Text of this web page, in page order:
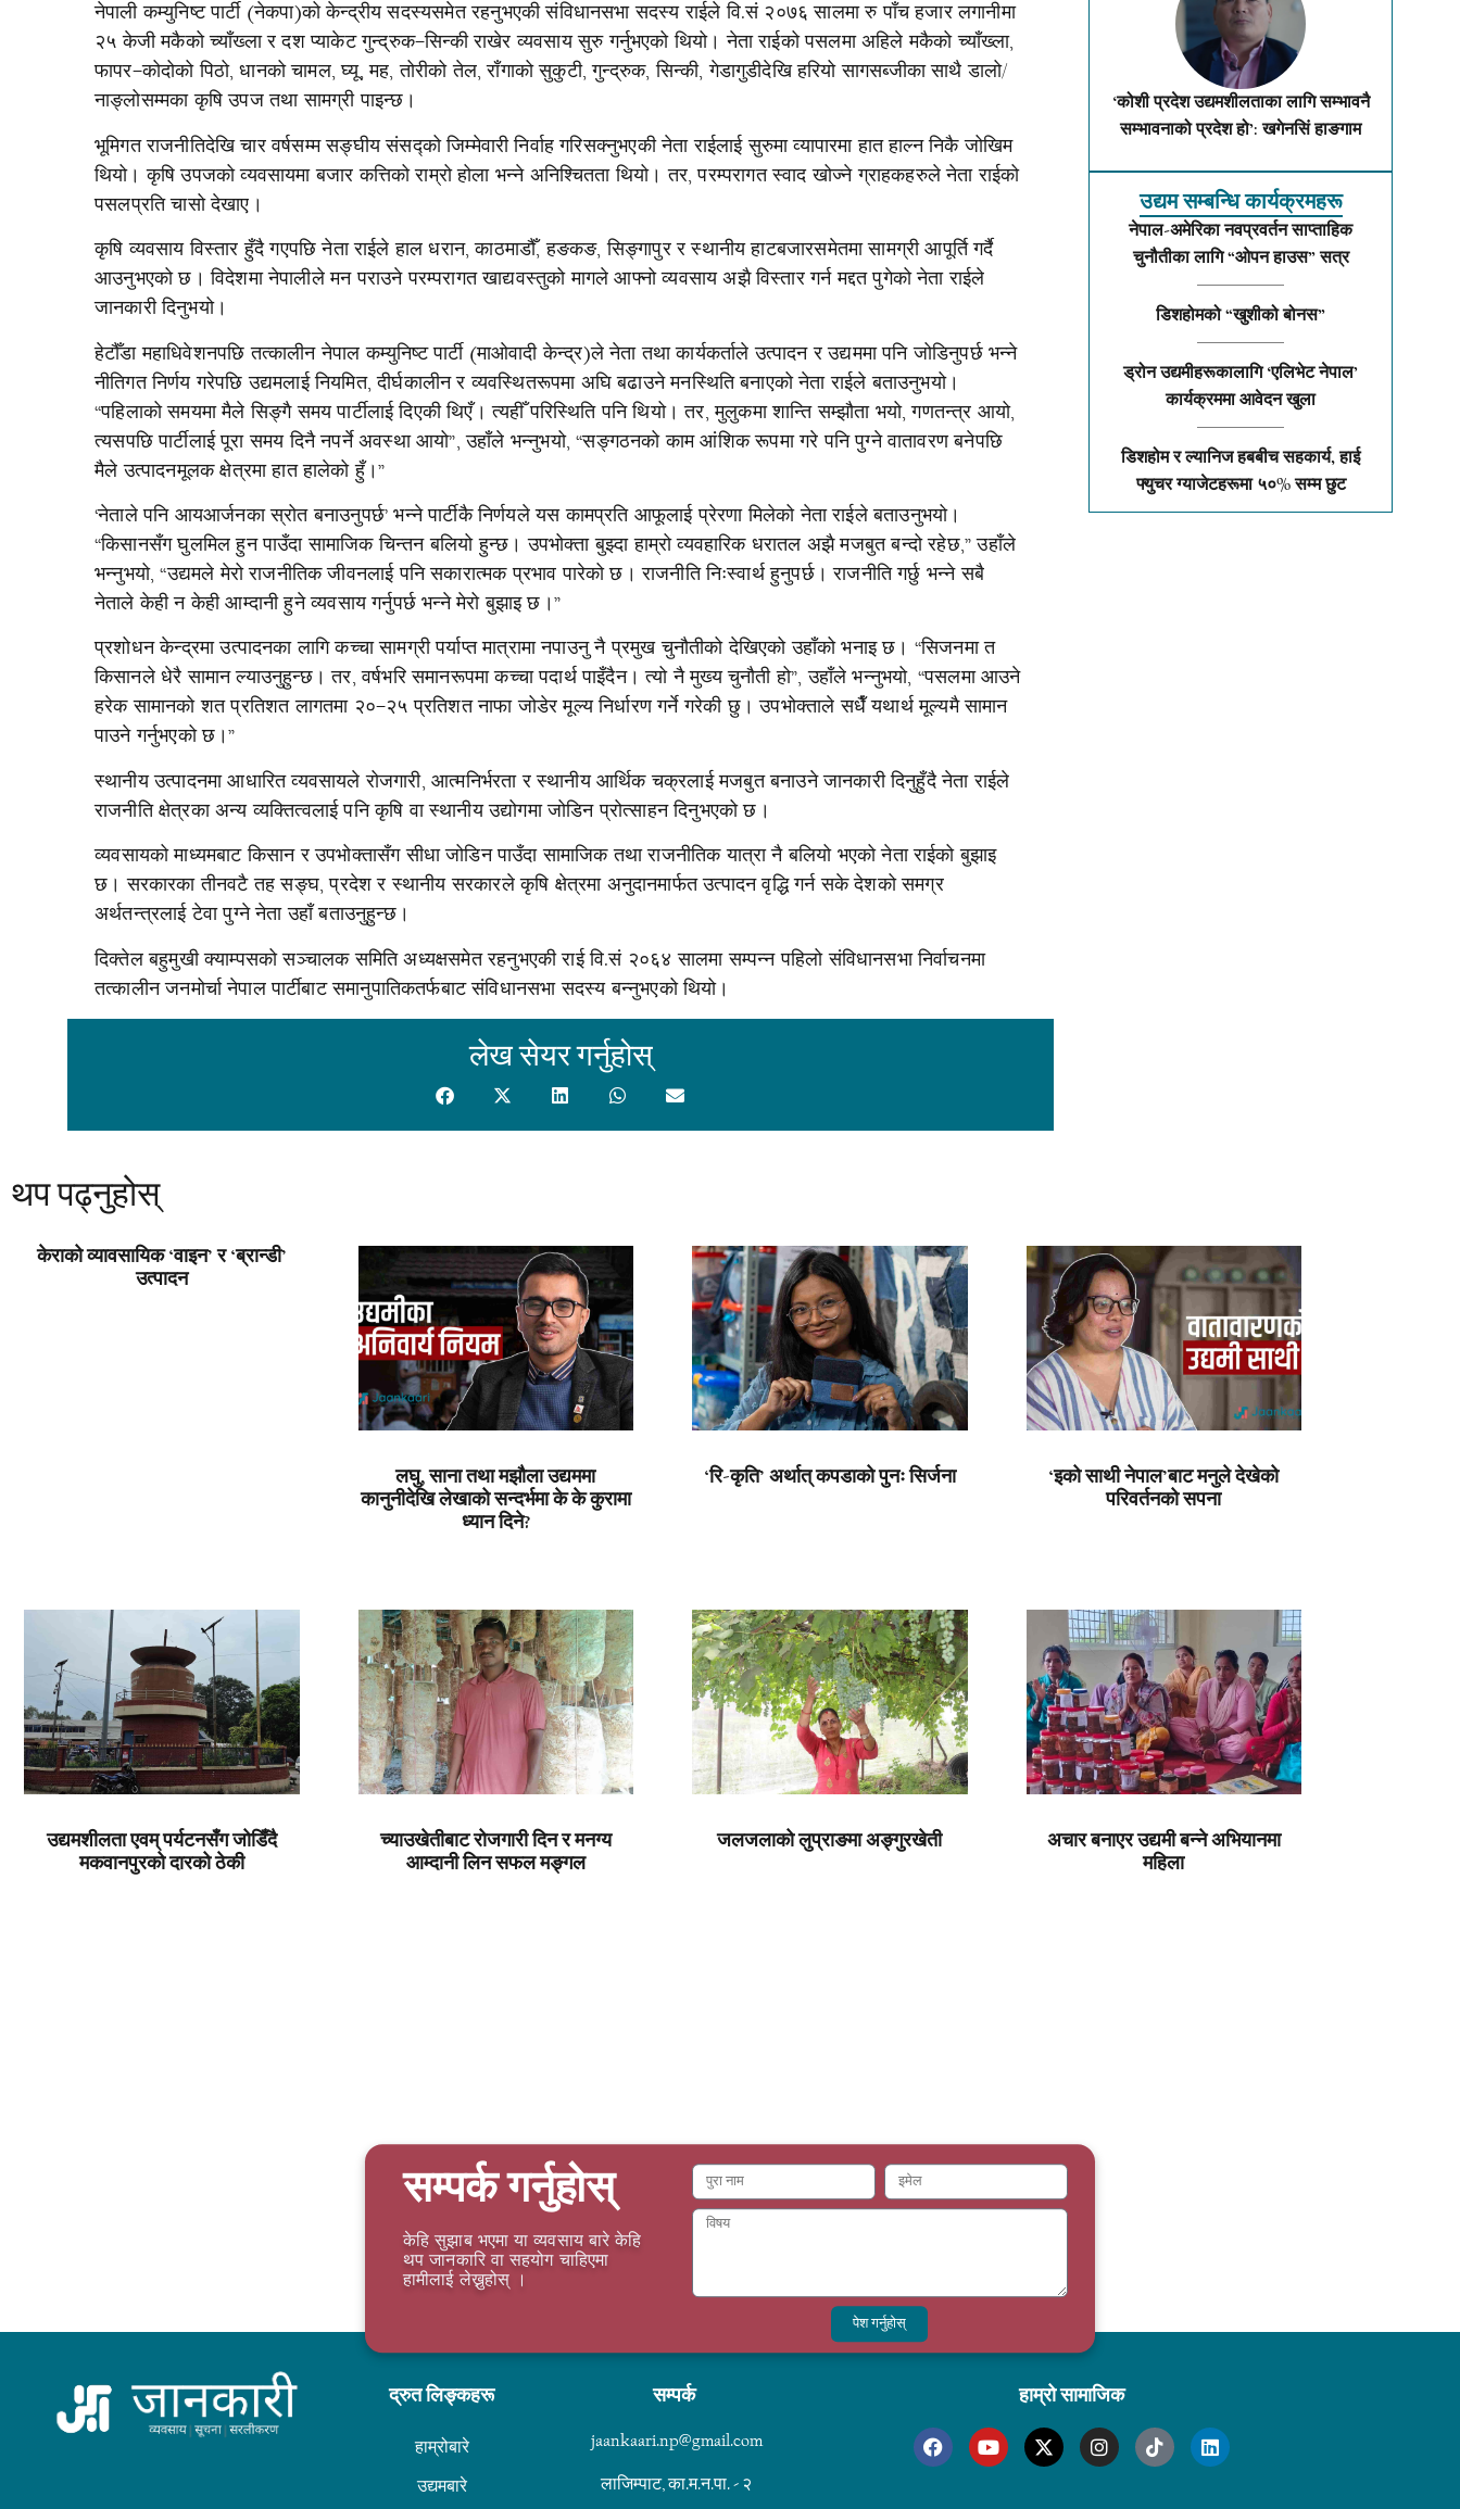
नेपाली कम्युनिष्ट पार्टी (नेकपा)को केन्द्रीय सदस्यसमेत रहनुभएकी संविधानसभा सदस्य राईले वि.सं २०७६ सालमा रु पाँच हजार लगानीमा
२५ केजी मकैको च्याँख्ला र दश प्याकेट गुन्द्रुक–सिन्की राखेर व्यवसाय सुरु गर्नुभएको थियो। नेता राईको पसलमा अहिले मकैको च्याँख्ला,
फापर–कोदोको पिठो, धानको चामल, घ्यू, मह, तोरीको तेल, राँगाको सुकुटी, गुन्द्रुक, सिन्की, गेडागुडीदेखि हरियो सागसब्जीका साथै डालो/
नाङ्लोसम्मका कृषि उपज तथा सामग्री पाइन्छ।
भूमिगत राजनीतिदेखि चार वर्षसम्म सङ्घीय संसद्को जिम्मेवारी निर्वाह गरिसक्नुभएकी नेता राईलाई सुरुमा व्यापारमा हात हाल्न निकै जोखिम
थियो। कृषि उपजको व्यवसायमा बजार कत्तिको राम्रो होला भन्ने अनिश्चितता थियो। तर, परम्परागत स्वाद खोज्ने ग्राहकहरुले नेता राईको
पसलप्रति चासो देखाए।
कृषि व्यवसाय विस्तार हुँदै गएपछि नेता राईले हाल धरान, काठमाडौँ, हङकङ, सिङ्गापुर र स्थानीय हाटबजारसमेतमा सामग्री आपूर्ति गर्दै
आउनुभएको छ। विदेशमा नेपालीले मन पराउने परम्परागत खाद्यवस्तुको मागले आफ्नो व्यवसाय अझै विस्तार गर्न मद्दत पुगेको नेता राईले
जानकारी दिनुभयो।
हेटौँडा महाधिवेशनपछि तत्कालीन नेपाल कम्युनिष्ट पार्टी (माओवादी केन्द्र)ले नेता तथा कार्यकर्ताले उत्पादन र उद्यममा पनि जोडिनुपर्छ भन्ने
नीतिगत निर्णय गरेपछि उद्यमलाई नियमित, दीर्घकालीन र व्यवस्थितरूपमा अघि बढाउने मनस्थिति बनाएको नेता राईले बताउनुभयो।
“पहिलाको समयमा मैले सिङ्गै समय पार्टीलाई दिएकी थिएँ। त्यहीँ परिस्थिति पनि थियो। तर, मुलुकमा शान्ति सम्झौता भयो, गणतन्त्र आयो,
त्यसपछि पार्टीलाई पूरा समय दिनै नपर्ने अवस्था आयो”, उहाँले भन्नुभयो, “सङ्गठनको काम आंशिक रूपमा गरे पनि पुग्ने वातावरण बनेपछि
मैले उत्पादनमूलक क्षेत्रमा हात हालेको हुँ।”
‘नेताले पनि आयआर्जनका स्रोत बनाउनुपर्छ’ भन्ने पार्टीकै निर्णयले यस कामप्रति आफूलाई प्रेरणा मिलेको नेता राईले बताउनुभयो।
“किसानसँग घुलमिल हुन पाउँदा सामाजिक चिन्तन बलियो हुन्छ। उपभोक्ता बुझ्दा हाम्रो व्यवहारिक धरातल अझै मजबुत बन्दो रहेछ,” उहाँले
भन्नुभयो, “उद्यमले मेरो राजनीतिक जीवनलाई पनि सकारात्मक प्रभाव पारेको छ। राजनीति निःस्वार्थ हुनुपर्छ। राजनीति गर्छु भन्ने सबै
नेताले केही न केही आम्दानी हुने व्यवसाय गर्नुपर्छ भन्ने मेरो बुझाइ छ।”
प्रशोधन केन्द्रमा उत्पादनका लागि कच्चा सामग्री पर्याप्त मात्रामा नपाउनु नै प्रमुख चुनौतीको देखिएको उहाँको भनाइ छ। “सिजनमा त
किसानले धेरै सामान ल्याउनुहुन्छ। तर, वर्षभरि समानरूपमा कच्चा पदार्थ पाइँदैन। त्यो नै मुख्य चुनौती हो”, उहाँले भन्नुभयो, “पसलमा आउने
हरेक सामानको शत प्रतिशत लागतमा २०–२५ प्रतिशत नाफा जोडेर मूल्य निर्धारण गर्ने गरेकी छु। उपभोक्ताले सधैँ यथार्थ मूल्यमै सामान
पाउने गर्नुभएको छ।”
स्थानीय उत्पादनमा आधारित व्यवसायले रोजगारी, आत्मनिर्भरता र स्थानीय आर्थिक चक्रलाई मजबुत बनाउने जानकारी दिनुहुँदै नेता राईले
राजनीति क्षेत्रका अन्य व्यक्तित्वलाई पनि कृषि वा स्थानीय उद्योगमा जोडिन प्रोत्साहन दिनुभएको छ।
व्यवसायको माध्यमबाट किसान र उपभोक्तासँग सीधा जोडिन पाउँदा सामाजिक तथा राजनीतिक यात्रा नै बलियो भएको नेता राईको बुझाइ
छ। सरकारका तीनवटै तह सङ्घ, प्रदेश र स्थानीय सरकारले कृषि क्षेत्रमा अनुदानमार्फत उत्पादन वृद्धि गर्न सके देशको समग्र
अर्थतन्त्रलाई टेवा पुग्ने नेता उहाँ बताउनुहुन्छ।
दिक्तेल बहुमुखी क्याम्पसको सञ्चालक समिति अध्यक्षसमेत रहनुभएकी राई वि.सं २०६४ सालमा सम्पन्न पहिलो संविधानसभा निर्वाचनमा
तत्कालीन जनमोर्चा नेपाल पार्टीबाट समानुपातिकतर्फबाट संविधानसभा सदस्य बन्नुभएको थियो।
लेख सेयर गर्नुहोस्
‘कोशी प्रदेश उद्यमशीलताका लागि सम्भावनै
सम्भावनाको प्रदेश हो’: खगेनसिं हाङगाम
उद्यम सम्बन्धि कार्यक्रमहरू
नेपाल-अमेरिका नवप्रवर्तन साप्ताहिक
चुनौतीका लागि “ओपन हाउस” सत्र
डिशहोमको “खुशीको बोनस”
ड्रोन उद्यमीहरूकालागि ‘एलिभेट नेपाल’
कार्यक्रममा आवेदन खुला
डिशहोम र ल्यानिज हबबीच सहकार्य, हाई
फ्युचर ग्याजेटहरूमा ५०% सम्म छुट
थप पढ्नुहोस्
केराको व्यावसायिक ‘वाइन’ र ‘ब्रान्डी’
उत्पादन
लघु, साना तथा मझौला उद्यममा
कानुनीदेखि लेखाको सन्दर्भमा के के कुरामा
ध्यान दिने?
‘रि-कृति’ अर्थात् कपडाको पुनः सिर्जना
‘इको साथी नेपाल’बाट मनुले देखेको
परिवर्तनको सपना
उद्यमशीलता एवम् पर्यटनसँग जोडिँदै
मकवानपुरको दारको ठेकी
च्याउखेतीबाट रोजगारी दिन र मनग्य
आम्दानी लिन सफल मङ्गल
जलजलाको लुप्राङमा अङ्गुरखेती
अचार बनाएर उद्यमी बन्ने अभियानमा
महिला
सम्पर्क गर्नुहोस्
केहि सुझाब भएमा या व्यवसाय बारे केहि
थप जानकारि वा सहयोग चाहिएमा
हामीलाई लेख्नुहोस् ।
पेश गर्नुहोस्
द्रुत लिङ्कहरू
हाम्रोबारे
उद्यमबारे
सम्पर्क
jaankaari.np@gmail.com
लाजिम्पाट, का.म.न.पा. - २
हाम्रो सामाजिक